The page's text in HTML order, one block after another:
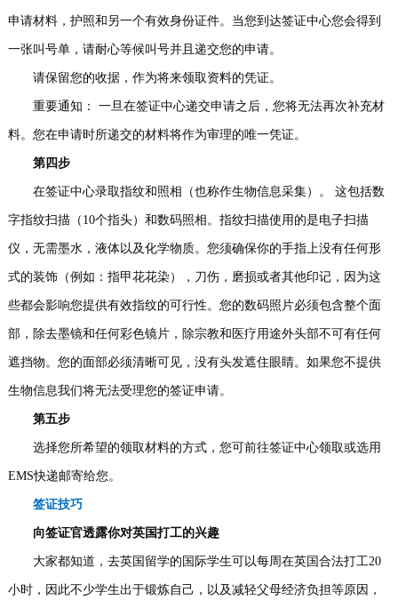
申请材料，护照和另一个有效身份证件。当您到达签证中心您会得到
一张叫号单，请耐心等候叫号并且递交您的申请。
请保留您的收据，作为将来领取资料的凭证。
重要通知： 一旦在签证中心递交申请之后，您将无法再次补充材
料。您在申请时所递交的材料将作为审理的唯一凭证。
第四步
在签证中心录取指纹和照相（也称作生物信息采集）。 这包括数
字指纹扫描（10个指头）和数码照相。指纹扫描使用的是电子扫描
仪，无需墨水，液体以及化学物质。您须确保你的手指上没有任何形
式的装饰（例如：指甲花花染），刀伤，磨损或者其他印记，因为这
些都会影响您提供有效指纹的可行性。您的数码照片必须包含整个面
部，除去墨镜和任何彩色镜片，除宗教和医疗用途外头部不可有任何
遮挡物。您的面部必须清晰可见，没有头发遮住眼睛。如果您不提供
生物信息我们将无法受理您的签证申请。
第五步
选择您所希望的领取材料的方式，您可前往签证中心领取或选用
EMS快递邮寄给您。
签证技巧
向签证官透露你对英国打工的兴趣
大家都知道，去英国留学的国际学生可以每周在英国合法打工20
小时，因此不少学生出于锻炼自己，以及减轻父母经济负担等原因，